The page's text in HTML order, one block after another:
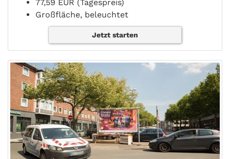
77,59 EUR (Tagespreis)
Großfläche, beleuchtet
Jetzt starten